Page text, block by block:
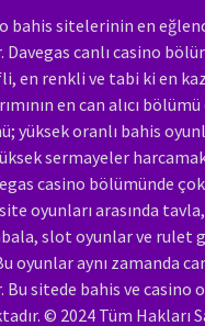
bahis sitelerinin en
canlı casino
en renkli ve tabi ki en
en can alıcı
yüksek oranlı bahis
sermayeler
casino bölümünde
oyunları arasında
slot oyunlar ve rulet
oyunlar aynı zamanda
Bu sitede bahis ve casino
© 2024 Tüm Hakları